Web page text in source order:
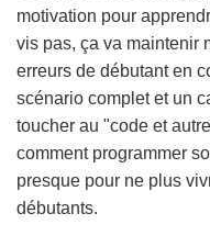
motivation pour
vis pas, ça va maintenir
erreurs de débutant en
scénario complet et un
toucher au "code et
comment programmer
presque pour ne plus
débutants.